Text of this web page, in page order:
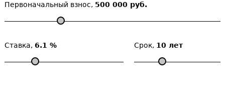
Первоначальный взнос, 500 000 руб.
Ставка, 6.1 % Срок, 10 лет